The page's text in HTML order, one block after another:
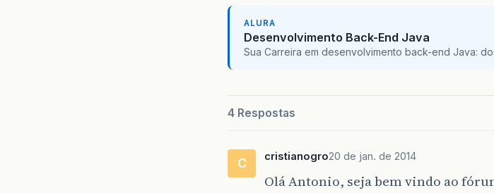
ALURA
Desenvolvimento Back-End Java
Sua Carreira em desenvolvimento back-end Java:
4 Respostas
C cristianogro20 de jan. de 2014
Olá Antonio, seja bem vindo ao